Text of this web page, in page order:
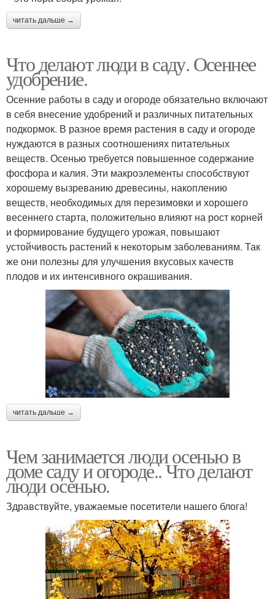
читать дальше →
Что делают люди в саду. Осеннее
удобрение.
Осенние работы в саду и огороде обязательно включают
в себя внесение удобрений и различных питательных
подкормок. В разное время растения в саду и огороде
нуждаются в разных соотношениях питательных
веществ. Осенью требуется повышенное содержание
фосфора и калия. Эти макроэлементы способствуют
хорошему вызреванию древесины, накоплению
веществ, необходимых для перезимовки и хорошего
весеннего старта, положительно влияют на рост корней
и формирование будущего урожая, повышают
устойчивость растений к некоторым заболеваниям. Так
же они полезны для улучшения вкусовых качеств
плодов и их интенсивного окрашивания.
читать дальше →
Чем занимается люди осенью в
доме саду и огороде.. Что делают
люди осенью.
Здравствуйте, уважаемые посетители нашего блога!